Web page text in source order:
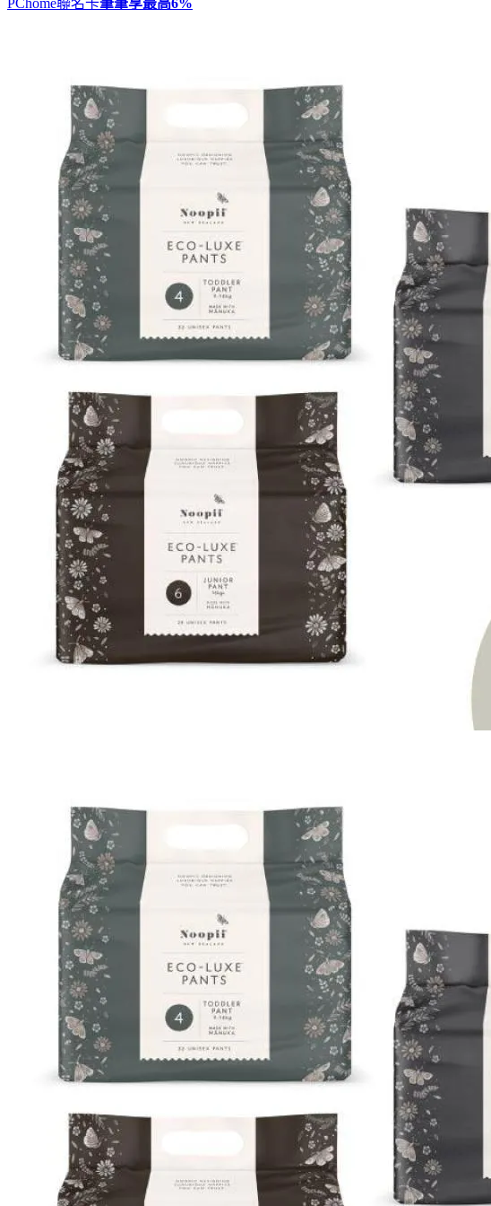
PChome聯名卡筆筆享最高6%